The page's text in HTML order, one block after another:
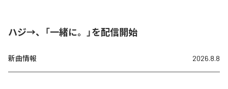
ハジ→、「一緒に。」を配信開始
新曲情報 2026.8.8